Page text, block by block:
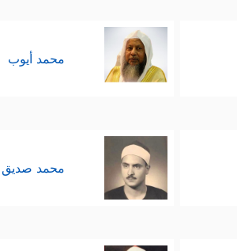
محمد أيوب
محمد صديق